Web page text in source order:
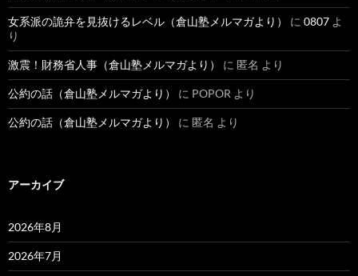
女系派の詭弁を見抜けるレベル（倉山塾メルマガより） に 0807 よ
り
激震！財務省人事（倉山塾メルマガより） に 匿名 より
公約の話（倉山塾メルマガより） に POPOR より
公約の話（倉山塾メルマガより） に 匿名 より
アーカイブ
2026年8月
2026年7月